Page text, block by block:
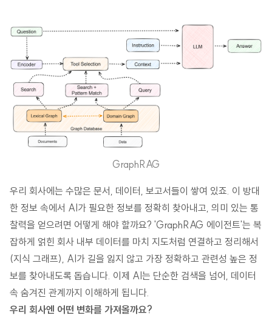
GraphRAG
우리 회사에는 수많은 문서, 데이터, 보고서들이 쌓여 있죠. 이 방대
한 정보 속에서 AI가 필요한 정보를 정확히 찾아내고, 의미 있는 통
찰력을 얻으려면 어떻게 해야 할까요? 'GraphRAG 에이전트'는 복
잡하게 얽힌 회사 내부 데이터를 마치 지도처럼 연결하고 정리해서
(지식 그래프), AI가 길을 잃지 않고 가장 정확하고 관련성 높은 정
보를 찾아내도록 돕습니다. 이제 AI는 단순한 검색을 넘어, 데이터
속 숨겨진 관계까지 이해하게 됩니다.
우리 회사엔 어떤 변화를 가져올까요?